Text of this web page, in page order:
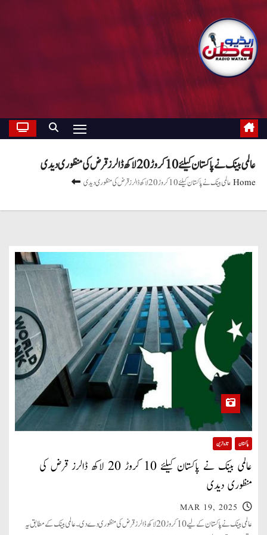
عالمی بینک نے پاکستان کیلئے 10 کروڑ 20 لاکھ ڈالرز قرض کی منظوری دیدی
Homeعالمی بینک نے پاکستان کیلئے 10 کروڑ 20 لاکھ ڈالرز قرض کی منظوری دیدی
پاکستان تازہ ترین
عالمی بینک نے پاکستان کیلئے 10 کروڑ 20 لاکھ ڈالرز قرض کی
منظوری دیدی
MAR 19, 2025
عالمی بینک نے پاکستان کے لیے 10 کروڑ 20 لاکھ ڈالرز قرض کی منظوری دے دی۔ عالمی بینک کے مطابق یہ